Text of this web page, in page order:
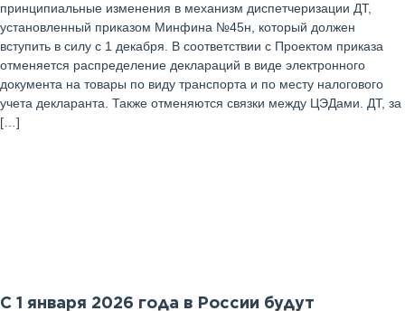
принципиальные изменения в механизм диспетчеризации ДТ,
установленный приказом Минфина №45н, который должен
вступить в силу с 1 декабря. В соответствии с Проектом приказа
отменяется распределение деклараций в виде электронного
документа на товары по виду транспорта и по месту налогового
учета декларанта. Также отменяются связки между ЦЭДами. ДТ, за
[…]
С 1 января 2026 года в России будут